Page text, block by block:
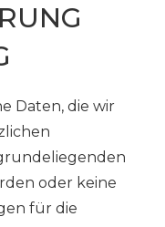
Daten, die wir
oder keine
für die